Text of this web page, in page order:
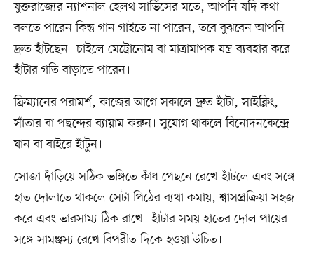
যুক্তরাজ্যের ন্যাশনাল হেলথ সার্ভিসের মতে, আপনি যদি কথা
বলতে পারেন কিন্তু গান গাইতে না পারেন, তবে বুঝবেন আপনি
দ্রুত হাঁটছেন। চাইলে মেট্রোনোম বা মাত্রামাপক যন্ত্র ব্যবহার করে
হাঁটার গতি বাড়াতে পারেন।
ফ্রিম্যানের পরামর্শ, কাজের আগে সকালে দ্রুত হাঁটা, সাইক্লিং,
সাঁতার বা পছন্দের ব্যায়াম করুন। সুযোগ থাকলে বিনোদনকেন্দ্রে
যান বা বাইরে হাঁটুন।
সোজা দাঁড়িয়ে সঠিক ভঙ্গিতে কাঁধ পেছনে রেখে হাঁটলে এবং সঙ্গে
হাত দোলাতে থাকলে সেটা পিঠের ব্যথা কমায়, শ্বাসপ্রক্রিয়া সহজ
করে এবং ভারসাম্য ঠিক রাখে। হাঁটার সময় হাতের দোল পায়ের
সঙ্গে সামঞ্জস্য রেখে বিপরীত দিকে হওয়া উচিত।